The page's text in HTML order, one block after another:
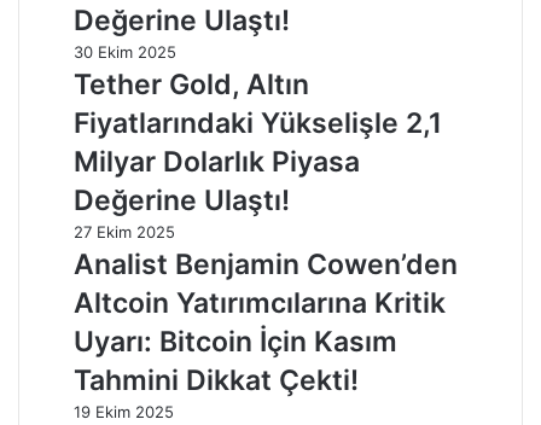
Değerine Ulaştı!
30 Ekim 2025
Tether Gold, Altın
Fiyatlarındaki Yükselişle 2,1
Milyar Dolarlık Piyasa
Değerine Ulaştı!
27 Ekim 2025
Analist Benjamin Cowen’den
Altcoin Yatırımcılarına Kritik
Uyarı: Bitcoin İçin Kasım
Tahmini Dikkat Çekti!
19 Ekim 2025